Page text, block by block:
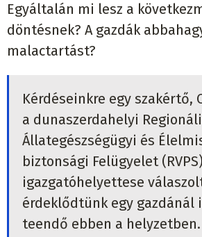
Egyáltalán mi lesz a
döntésnek? A gazdák
malactartást?
Kérdéseinkre egy szakértő,
a dunaszerdahelyi
Állategészségügyi és
biztonsági Felügyelet (RVPS)
igazgatóhelyettese
érdeklődtünk egy gazdánál
teendő ebben a helyzetben.